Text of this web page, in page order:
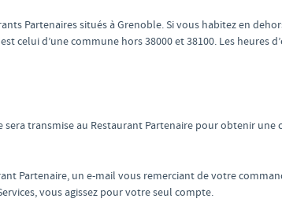
Partenaires situés à Grenoble. Si vous habitez en
celui d’une commune hors 38000 et 38100. Les
sera transmise au Restaurant Partenaire pour obtenir
Partenaire, un e-mail vous remerciant de votre
vous agissez pour votre seul compte.